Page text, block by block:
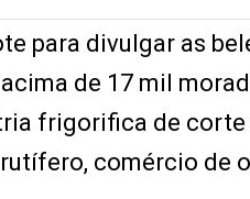
para divulgar as
de 17 mil
frigorifica de
comércio de